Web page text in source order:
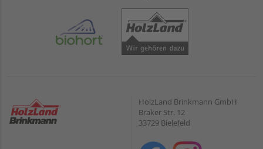
HolzLand Brinkmann GmbH
Braker Str. 12
33729 Bielefeld